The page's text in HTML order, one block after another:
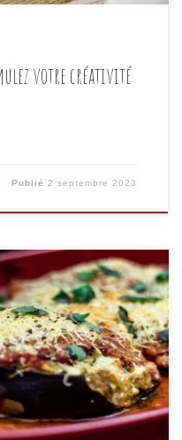
votre créativité
Publié2 septembre 2023
article, nous avons
que nous
ces légumes
une véritable aubaine
et leur goût subtil
une variété de plats,
[…]